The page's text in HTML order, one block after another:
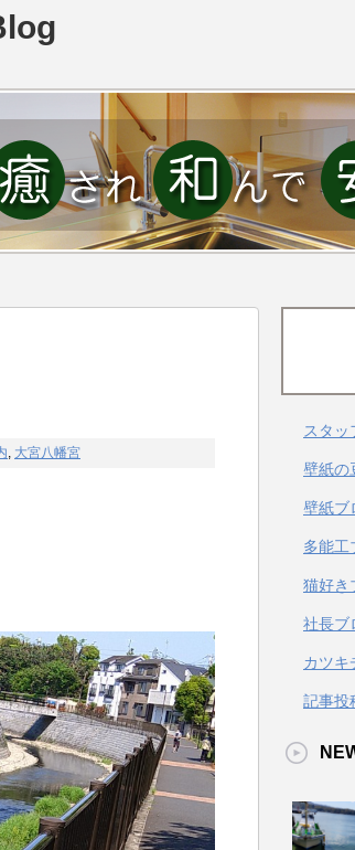
, 大宮八幡宮
スタッ
壁紙の
壁紙ブ
多能工
猫好き
社長ブ
カツキ
記事投